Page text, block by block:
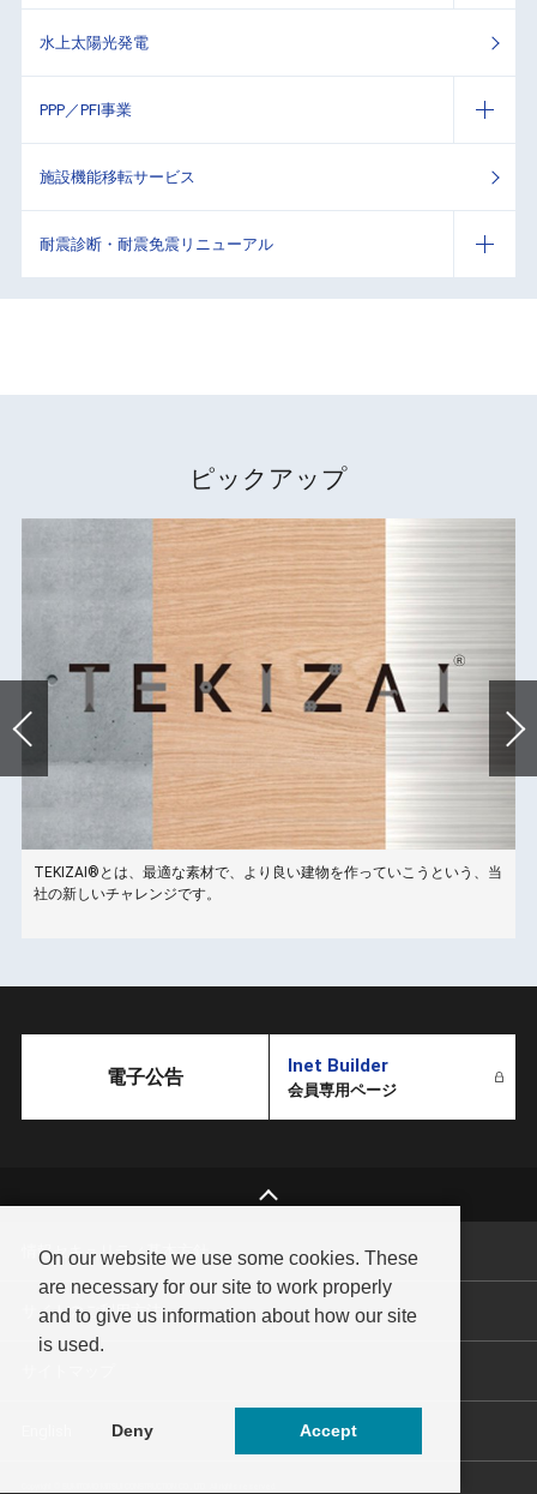
水上太陽光発電
PPP／PFI事業
施設機能移転サービス
耐震診断・耐震免震リニューアル
ピックアップ
TEKIZAI®とは、最適な素材で、より良い建物を作っていこうという、当
社の新しいチャレンジです。
電子公告 Inet Builder
会員専用ページ
情報セキュリティ基本方針
サイトのご利用方法
On our website we use some cookies. These
are necessary for our site to work properly
and to give us information about how our site
is used.
Deny Accept